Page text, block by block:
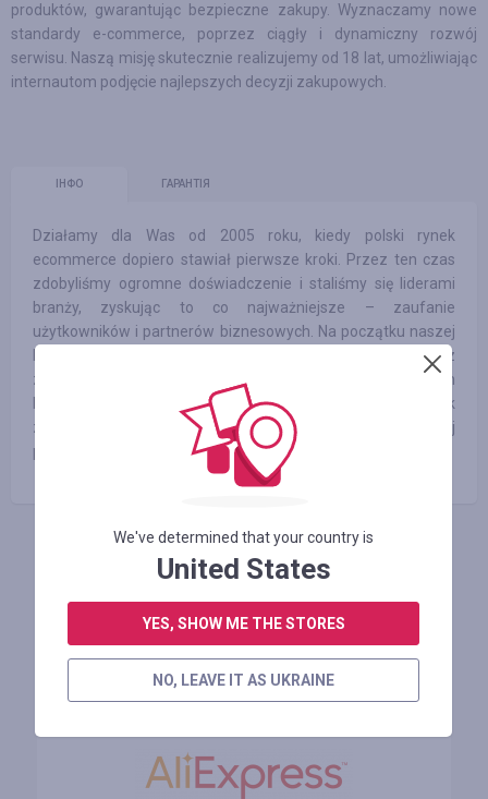
produktów, gwarantując bezpieczne zakupy. Wyznaczamy nowe
standardy e-commerce, poprzez ciągły i dynamiczny rozwój
serwisu. Naszą misję skutecznie realizujemy od 18 lat, umożliwiając
internautom podjęcie najlepszych decyzji zakupowych.
ІНФО ГАРАНТІЯ
Działamy dla Was od 2005 roku, kiedy polski rynek
ecommerce dopiero stawiał pierwsze kroki. Przez ten czas
zdobyliśmy ogromne doświadczenie i staliśmy się liderami
branży, zyskując to co najważniejsze – zaufanie
użytkowników i partnerów biznesowych. Na początku naszej
historii umożliwialiśmy użytkownikom porównywanie cen z
zaledwie 8 sklepów w ramach 4 kategorii, by już po dwóch
latach liczbę tę zwiększyć do ponad 1 000 sklepów. Tak
zaczął się dynamiczny rozwój do pozycji największej
porównywarki cen w Polsce, a później w całej Europie.
АВТОРИЗУЙТЕСЬ, ЩОБ ЗАЛИШИТИ ВІДГУК
Схожі магазини
We've determined that your country is
United States
YES, SHOW ME THE STORES
NO, LEAVE IT AS UKRAINE